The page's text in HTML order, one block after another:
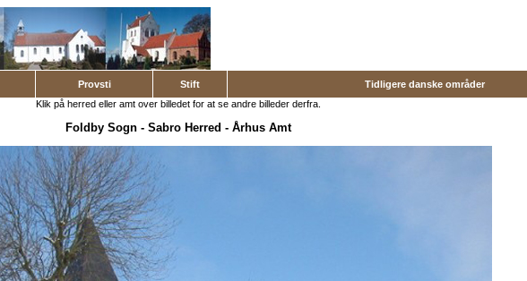
Provsti Stift Tidligere danske områder
Klik på herred eller amt over billedet for at se andre billeder derfra.
Foldby Sogn - Sabro Herred - Århus Amt